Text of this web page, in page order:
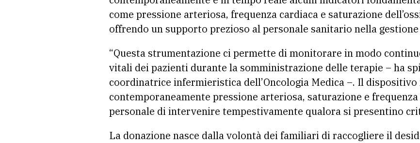
come pressione arteriosa, frequenza cardiaca e saturazione
offrendo un supporto prezioso al personale sanitario nella
“Questa strumentazione ci permette di monitorare in modo
vitali dei pazienti durante la somministrazione delle terapie – ha
coordinatrice infermieristica dell’Oncologia Medica –. Il
contemporaneamente pressione arteriosa, saturazione e
personale di intervenire tempestivamente qualora si presentino
La donazione nasce dalla volontà dei familiari di raccogliere il